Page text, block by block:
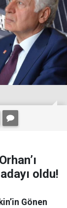
oldu!
Gönen